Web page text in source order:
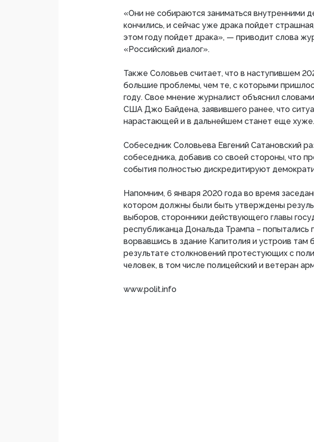
«Они не собираются заниматься внутренними
кончились, и сейчас уже драка пойдет
этом году пойдет драка», — приводит слова
«Российский диалог».
Также Соловьев считает, что в наступившем
большие проблемы, чем те, с которыми
году. Свое мнение журналист объяснил
США Джо Байдена, заявившего ранее, что
нарастающей и в дальнейшем станет еще хуже.
Собеседник Соловьева Евгений Сатановский
собеседника, добавив со своей стороны, что
события полностью дискредитируют
Напомним, 6 января 2020 года во время
котором должны были быть утверждены
выборов, сторонники действующего главы
республиканца Дональда Трампа – попытались
ворвавшись в здание Капитолия и устроив там
результате столкновений протестующих с
человек, в том числе полицейский и ветеран
www.polit.info